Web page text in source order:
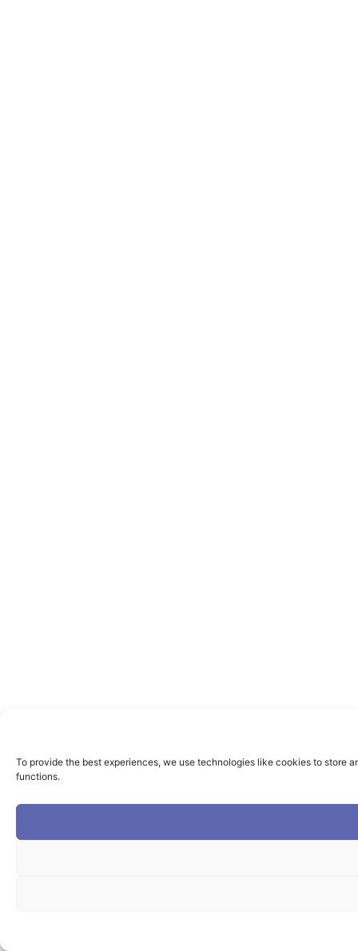
To provide the best experiences, we use technologies like cookies to store
functions.